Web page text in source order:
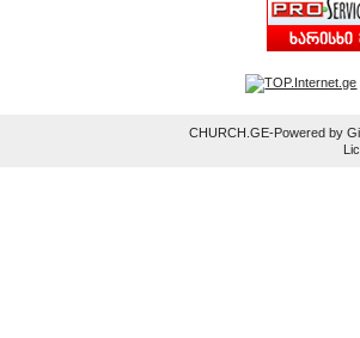
CHURCH.GE-Powered by